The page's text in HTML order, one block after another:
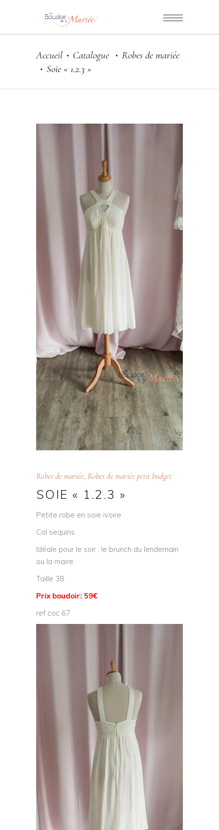
Accueil • Catalogue • Robes de mariée
• Soie « 1.2.3 »
Robes de mariée, Robes de mariée petit budget
SOIE « 1.2.3 »
Petite robe en soie ivoire.
Col sequins
Idéale pour le soir , le brunch du lendemain
ou la maire.
Taille 38
Prix boudoir: 59€
ref coc 67